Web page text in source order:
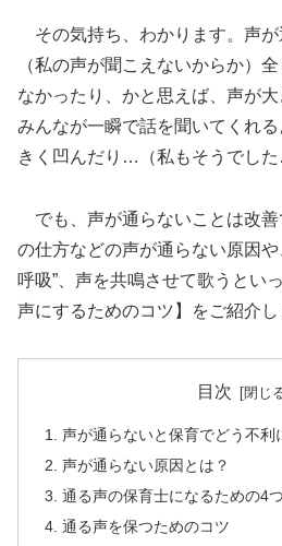
その気持ち、わかります。声
（私の声が聞こえないからか）
なかったり、かと思えば、声が
みんなが一瞬で話を聞いてくれ
きく凹んだり…（私もそうでした
でも、声が通らないことは改
の仕方などの声が通らない原因
呼吸”、声を共鳴させて歌うとい
声にするためのコツ】をご紹介し
目次
声が通らないと保育でどう不利
声が通らない原因とは？
通る声の保育士になるための4
通る声を保つためのコツ